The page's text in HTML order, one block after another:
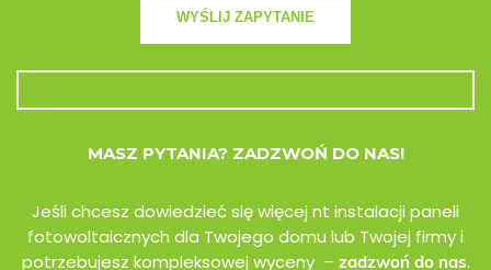
MASZ PYTANIA? ZADZWOŃ DO NAS!
Jeśli chcesz dowiedzieć się więcej nt instalacji paneli
fotowoltaicznych dla Twojego domu lub Twojej firmy i
potrzebujesz kompleksowej wyceny – zadzwoń do nas.